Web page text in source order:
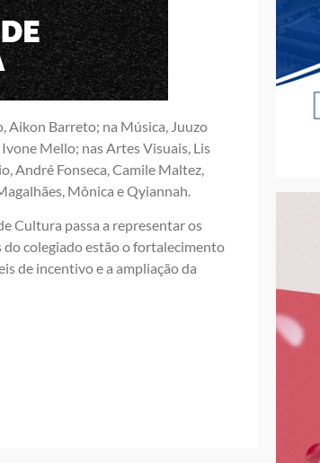
Aikon Barreto; na Música, Juuzo
Mello; nas Artes Visuais, Lis
André Fonseca, Camile Maltez,
Mônica e Qyiannah.
Cultura passa a representar os
colegiado estão o fortalecimento
de incentivo e a ampliação da